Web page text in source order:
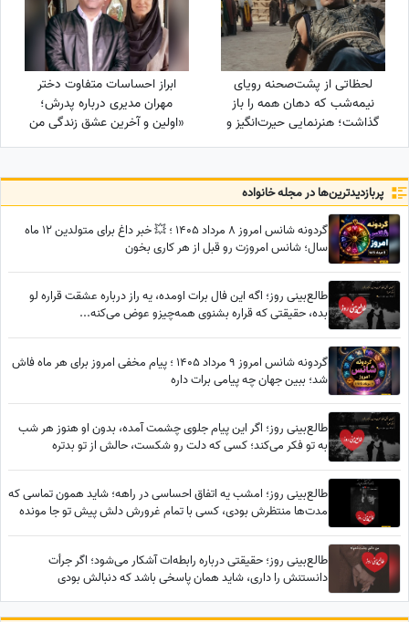
لحظاتی از پشت‌صحنه رویای
نیمه‌شب که دهان همه را باز
گذاشت؛ هنرنمایی حیرت‌انگیز و
جانانه روزبه حصاری بدون
ابراز احساسات متفاوت دختر
مهران مدیری درباره پدرش؛
«اولین و آخرین عشق زندگی من
بابامه» + ویدئو
پربازدید‌ترین‌ها در مجله خانواده
گردونه شانس امروز 8 مرداد 1405 ؛ 💥 خبر داغ برای متولدین 12 ماه
سال؛ شانس امروزت رو قبل از هر کاری بخون
طالع‌بینی روز؛ اگه این فال برات اومده، یه راز درباره عشقت قراره لو
بده، حقیقتی که قراره بشنوی همه‌چیزو عوض می‌کنه...
گردونه شانس امروز 9 مرداد 1405 ؛ پیام مخفی امروز برای هر ماه فاش
شد؛ ببین جهان چه پیامی برات داره
طالع‌بینی روز؛ اگر این پیام جلوی چشمت آمده، بدون او هنوز هر شب
به تو فکر می‌کند؛ کسی که دلت رو شکست، حالش از تو بدتره
طالع‌بینی روز؛ امشب یه اتفاق احساسی در راهه؛ شاید همون تماسی که
مدت‌ها منتظرش بودی، کسی با تمام غرورش دلش پیش تو جا مونده
طالع‌بینی روز؛ حقیقتی درباره رابطه‌ات آشکار می‌شود؛ اگر جرأت
دانستنش را داری، شاید همان پاسخی باشد که دنبالش بودی